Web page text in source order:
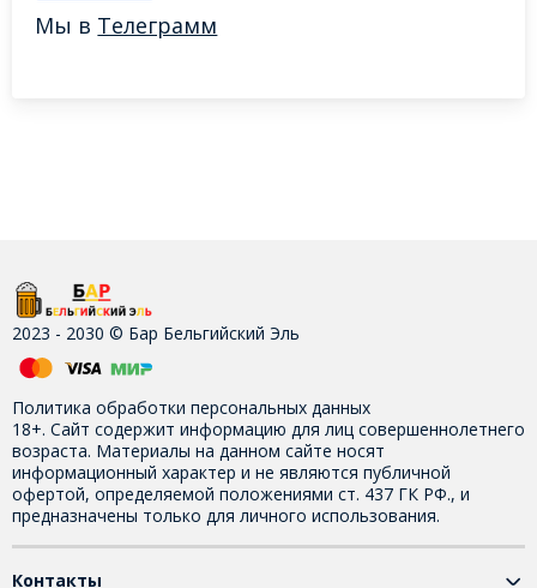
Мы в Телеграмм
2023 - 2030 © Бар Бельгийский Эль
Политика обработки персональных данных
18+. Сайт содержит информацию для лиц совершеннолетнего
возраста. Материалы на данном сайте носят
информационный характер и не являются публичной
офертой, определяемой положениями ст. 437 ГК РФ., и
предназначены только для личного использования.
Контакты